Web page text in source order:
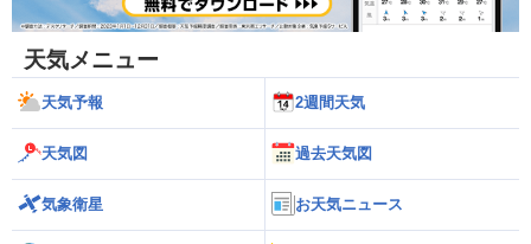
天気メニュー
天気予報 2週間天気
天気図 過去天気図
気象衛星 お天気ニュース